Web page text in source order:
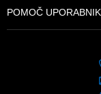
POMOČ